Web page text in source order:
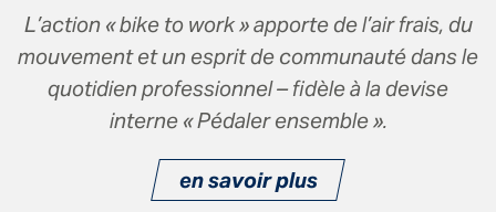
L’action « bike to work » apporte de l’air frais, du
mouvement et un esprit de communauté dans le
quotidien professionnel – fidèle à la devise
interne « Pédaler ensemble ».
en savoir plus